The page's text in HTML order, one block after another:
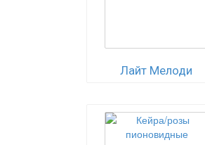
Лайт Мелоди